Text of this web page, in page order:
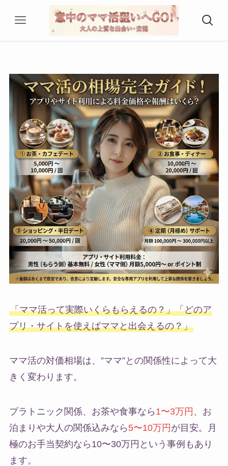
「ママ活って実際いくらもらえるの？」「どのア
プリ・サイトを使えばママと出会えるの？」
ママ活の対価相場は、”ママ”との関係性によって大
きく変わります。
プラトニック関係、お茶や食事なら 1〜3万円 、お
泊まりや大人の関係込みなら 5〜10万円が目安。月
極のお手当契約なら10〜30万円という事例もあり
ます。